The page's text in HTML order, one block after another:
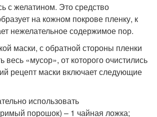
с желатином. Это средство
на кожном покрове пленку, к
нежелательное содержимое пор.
маски, с обратной стороны пленки
«мусор», от которого очистились
рецепт маски включает следующие
использовать
порошок) – 1 чайная ложка;